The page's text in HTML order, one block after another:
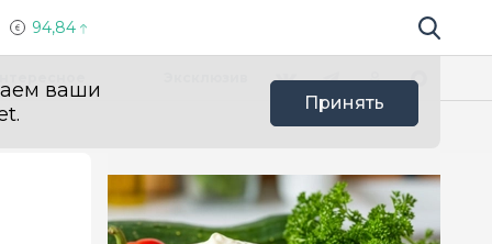
94,84 Поиск по
ваши
Принять